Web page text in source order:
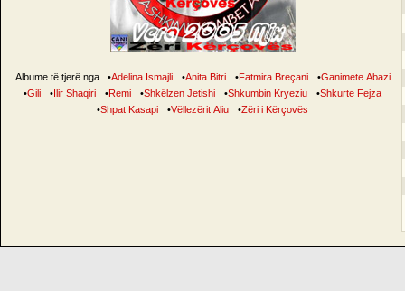
Albume të tjerë nga •Adelina Ismajli •Anita Bitri •Fatmira Breçani •Ganimete Abazi
•Gili •Ilir Shaqiri •Remi •Shkëlzen Jetishi •Shkumbin Kryeziu •Shkurte Fejza
•Shpat Kasapi •Vëllezërit Aliu •Zëri i Kërçovës